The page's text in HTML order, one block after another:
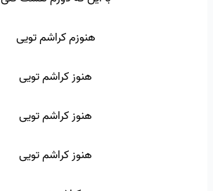
هنوزم کراشم تویی
هنوز کراشم تویی
هنوز کراشم تویی
هنوز کراشم تویی